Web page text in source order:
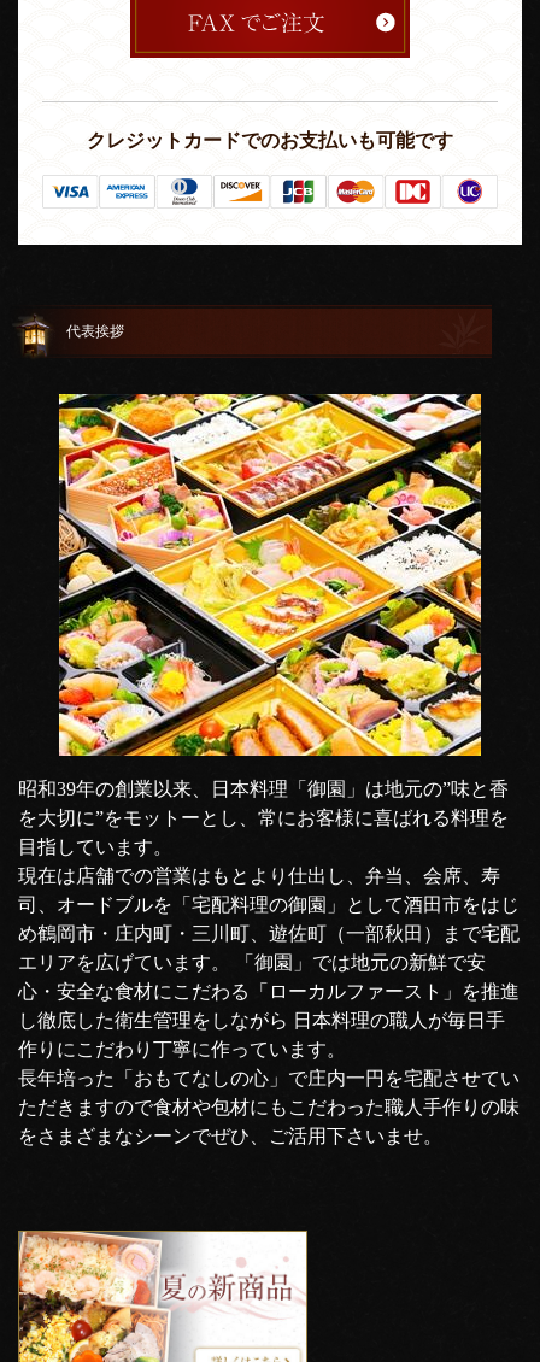
クレジットカードでのお支払いも可能です
代表挨拶
昭和39年の創業以来、日本料理「御園」は地元の”味と香
を大切に”をモットーとし、常にお客様に喜ばれる料理を
目指しています。
現在は店舗での営業はもとより仕出し、弁当、会席、寿
司、オードブルを「宅配料理の御園」として酒田市をはじ
め鶴岡市・庄内町・三川町、遊佐町（一部秋田）まで宅配
エリアを広げています。 「御園」では地元の新鮮で安
心・安全な食材にこだわる「ローカルファースト」を推進
し徹底した衛生管理をしながら 日本料理の職人が毎日手
作りにこだわり丁寧に作っています。
長年培った「おもてなしの心」で庄内一円を宅配させてい
ただきますので食材や包材にもこだわった職人手作りの味
をさまざまなシーンでぜひ、ご活用下さいませ。